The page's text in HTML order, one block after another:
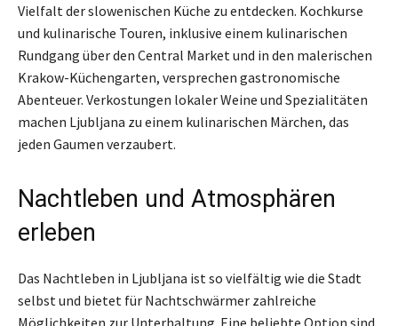
Vielfalt der slowenischen Küche zu entdecken. Kochkurse
und kulinarische Touren, inklusive einem kulinarischen
Rundgang über den Central Market und in den malerischen
Krakow-Küchengarten, versprechen gastronomische
Abenteuer. Verkostungen lokaler Weine und Spezialitäten
machen Ljubljana zu einem kulinarischen Märchen, das
jeden Gaumen verzaubert.
Nachtleben und Atmosphären
erleben
Das Nachtleben in Ljubljana ist so vielfältig wie die Stadt
selbst und bietet für Nachtschwärmer zahlreiche
Möglichkeiten zur Unterhaltung. Eine beliebte Option sind